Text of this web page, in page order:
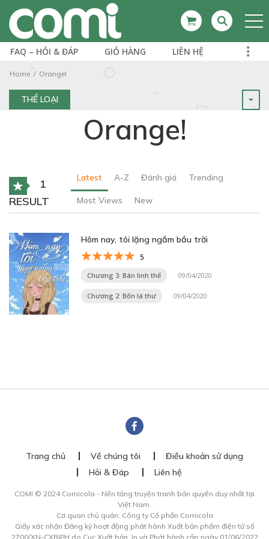
FAQ – HỎI & ĐÁP GIỎ HÀNG LIÊN HỆ
Home Orange!
THỂ LOẠI
Orange!
1
RESULT
Latest A-Z Đánh giá Trending
Most Views New
Hôm nay, tôi lặng ngắm bầu trời
5
Chương 3: Bán linh thể 09/04/2020
Chương 2: Bốn lá thư 09/04/2020
Trang chủ Về chúng tôi
Điều khoản sử dụng
Hỏi & Đáp
Liên hệ
COMI © 2024 Comicola - Nền tảng truyện tranh bản quyền duy nhất tại
Việt Nam.
Cơ quan chủ quản: Công ty Cổ phần Comicola
Giấy xác nhận Đăng ký hoạt động phát hành Xuất bản phẩm điện tử số
2700/XN-CXBIPH do Cục Xuất bản, In và Phát hành cấp ngày 01/06/2022